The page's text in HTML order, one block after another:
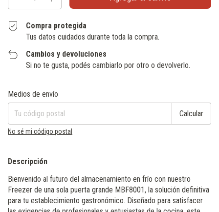
Compra protegida
Tus datos cuidados durante toda la compra.
Cambios y devoluciones
Si no te gusta, podés cambiarlo por otro o devolverlo.
Entregas para el CP:
Medios de envío
Calcular
No sé mi código postal
Descripción
Bienvenido al futuro del almacenamiento en frío con nuestro
Freezer de una sola puerta grande MBF8001, la solución definitiva
para tu establecimiento gastronómico. Diseñado para satisfacer